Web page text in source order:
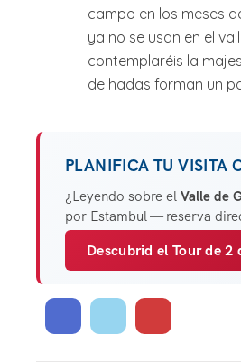
campo en los meses
ya no se usan en el
contemplaréis la
de hadas forman un
PLANIFICA TU VISITA
¿Leyendo sobre el Valle de
por Estambul — reserva
Descubrid el Tour de